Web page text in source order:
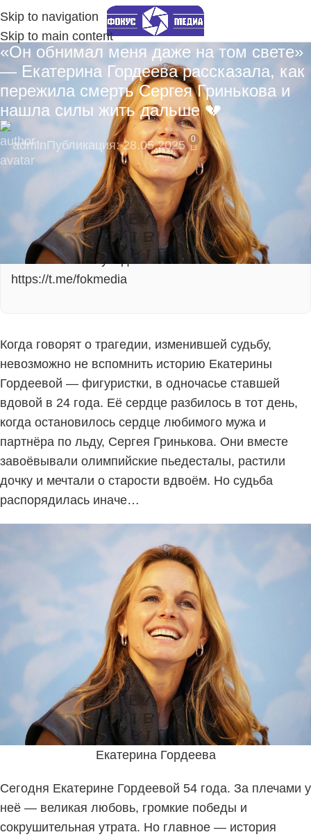
Skip to navigation
Skip to main content
«Он обнимал меня даже на том свете»
— Екатерина Гордеева рассказала, как
пережила смерть Сергея Гринькова и
нашла силы жить дальше 💔
adminПубликация: 28.05.2025 0
🔥 Пока нас мало — вы сможете напрямую
влиять на развитие сообщества!
Подпишитесь на наш Telegram-канал, там
моментальные уведомления:
https://t.me/fokmedia
Когда говорят о трагедии, изменившей судьбу,
невозможно не вспомнить историю Екатерины
Гордеевой — фигуристки, в одночасье ставшей
вдовой в 24 года. Её сердце разбилось в тот день,
когда остановилось сердце любимого мужа и
партнёра по льду, Сергея Гринькова. Они вместе
завоёвывали олимпийские пьедесталы, растили
дочку и мечтали о старости вдвоём. Но судьба
распорядилась иначе…
Екатерина Гордеева
Сегодня Екатерине Гордеевой 54 года. За плечами у
неё — великая любовь, громкие победы и
сокрушительная утрата. Но главное — история